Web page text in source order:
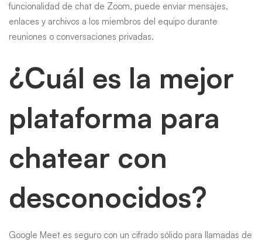
funcionalidad de chat de Zoom, puede enviar mensajes,
enlaces y archivos a los miembros del equipo durante
reuniones o conversaciones privadas.
¿Cuál es la mejor
plataforma para
chatear con
desconocidos?
Google Meet es seguro con un cifrado sólido para llamadas de